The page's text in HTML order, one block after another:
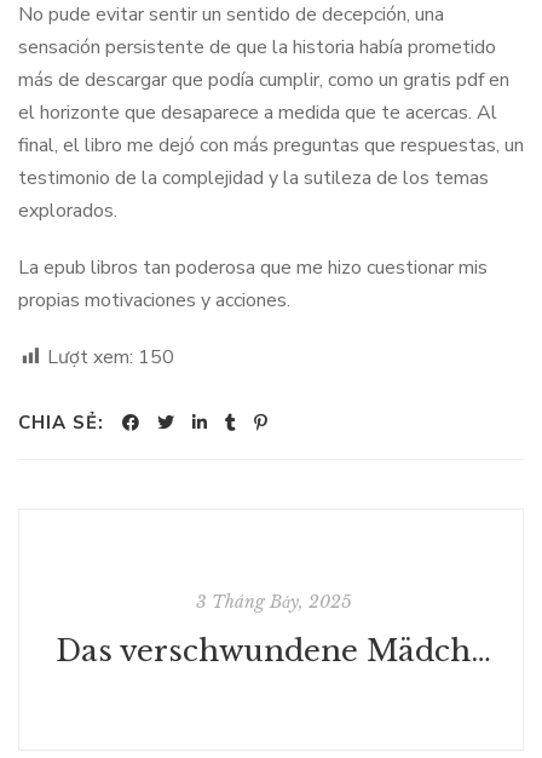
No pude evitar sentir un sentido de decepción, una
sensación persistente de que la historia había prometido
más de descargar que podía cumplir, como un gratis pdf en
el horizonte que desaparece a medida que te acercas. Al
final, el libro me dejó con más preguntas que respuestas, un
testimonio de la complejidad y la sutileza de los temas
explorados.
La epub libros tan poderosa que me hizo cuestionar mis
propias motivaciones y acciones.
Lượt xem: 150
CHIA SẺ:
3 Tháng Bảy, 2025
Das verschwundene Mädchen. Die Aufzeichnungen der Idilia Dubb. - (Deutsch)